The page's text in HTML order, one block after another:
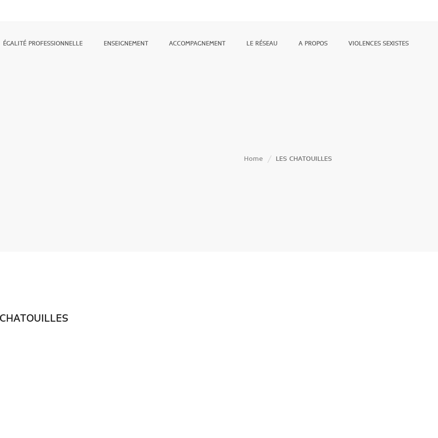
ÉGALITÉ PROFESSIONNELLE ENSEIGNEMENT ACCOMPAGNEMENT LE RÉSEAU A PROPOS VIOLENCES SEXISTES
Home LES CHATOUILLES